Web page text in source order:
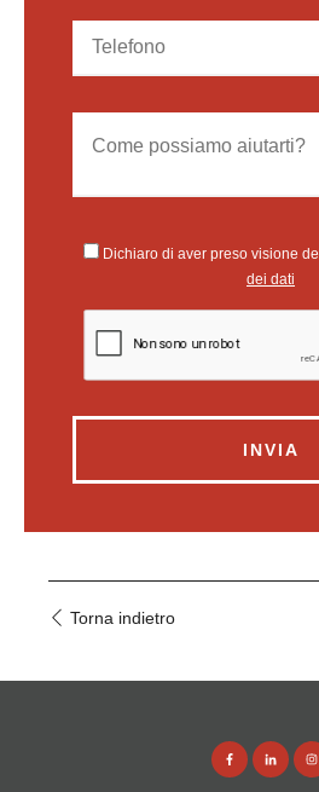
Dichiaro di aver preso visione del
dei dati
INVIA
Torna indietro